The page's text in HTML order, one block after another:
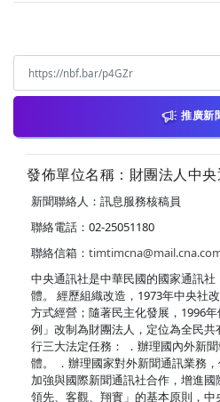
推廣新
發佈單位名稱：財團法人中
新聞聯絡人：訊息服務核稿員
聯絡電話：02-25051180
聯絡信箱：
中央通訊社是中華民國的國家通訊
體。 經歷組織改造，1973年中央社
方式經營；隨著民主化發展，1996
例」改制為財團法人，定位為全民
行三大法定任務： ．辦理國內外新
體。 ．辦理國家對外新聞通訊業務
加強與國際新聞通訊社合作，增進國
領先、客觀、翔實」的基本原則，中